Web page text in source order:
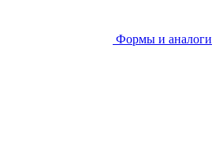
Формы и аналоги